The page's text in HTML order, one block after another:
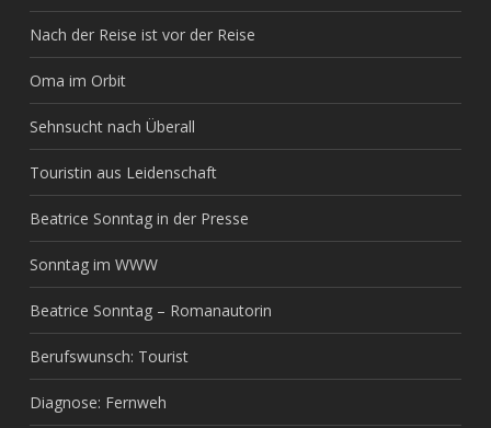
Nach der Reise ist vor der Reise
Oma im Orbit
Sehnsucht nach Überall
Touristin aus Leidenschaft
Beatrice Sonntag in der Presse
Sonntag im WWW
Beatrice Sonntag – Romanautorin
Berufswunsch: Tourist
Diagnose: Fernweh